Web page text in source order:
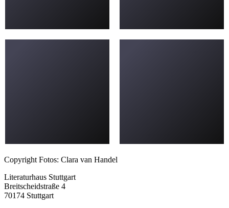
Copyright Fotos: Clara van Handel
Literaturhaus Stuttgart
Breitscheidstraße 4
70174 Stuttgart